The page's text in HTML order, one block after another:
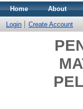
Home About
Login Create Account